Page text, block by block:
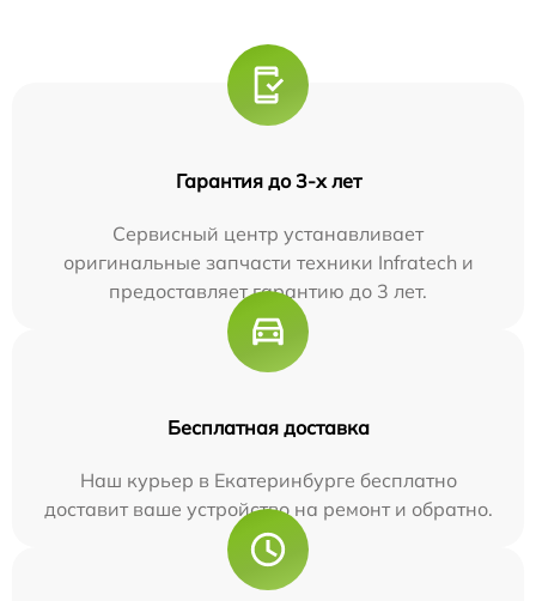
Гарантия до 3-х лет
Сервисный центр устанавливает
оригинальные запчасти техники Infratech и
предоставляет гарантию до 3 лет.
Бесплатная доставка
Наш курьер в Екатеринбурге бесплатно
доставит ваше устройство на ремонт и обратно.